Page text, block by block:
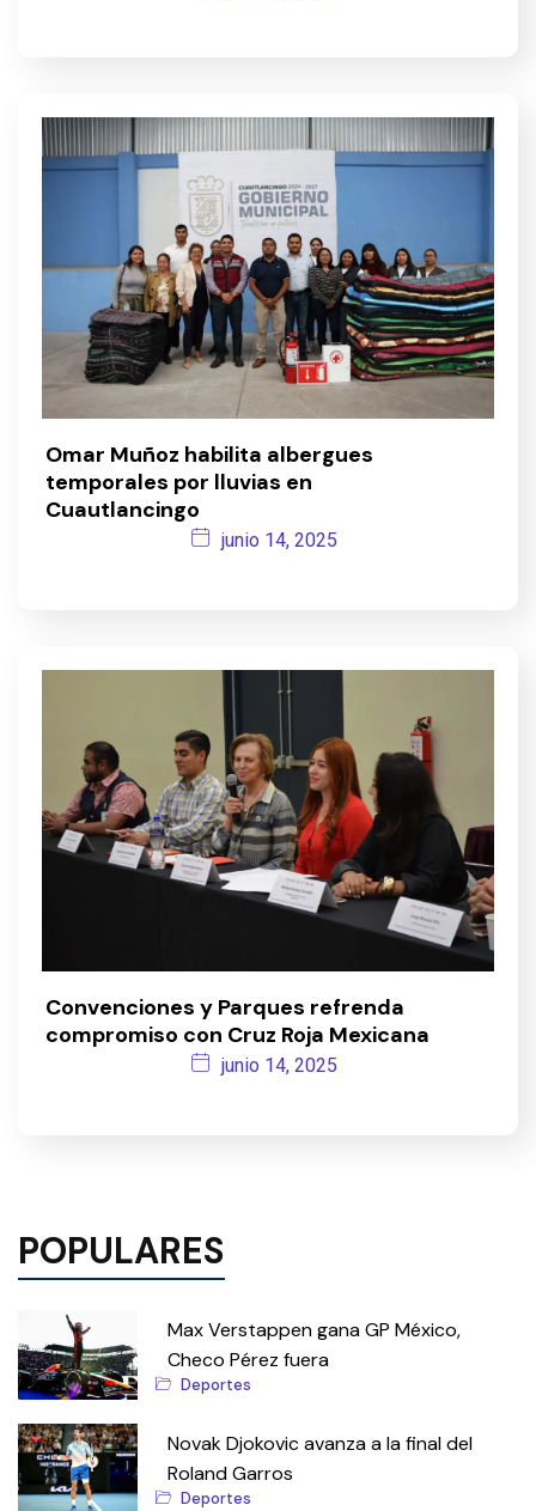
Omar Muñoz habilita albergues
temporales por lluvias en
Cuautlancingo
junio 14, 2025
Convenciones y Parques refrenda
compromiso con Cruz Roja Mexicana
junio 14, 2025
POPULARES
Max Verstappen gana GP México,
Checo Pérez fuera
Deportes
Novak Djokovic avanza a la final del
Roland Garros
Deportes